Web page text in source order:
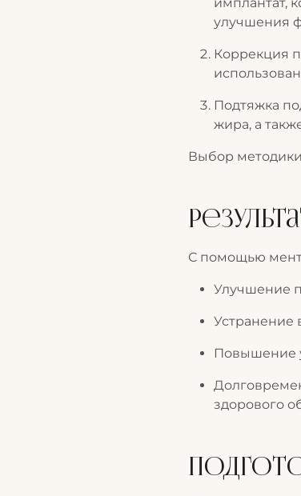
улучшения
Коррекция
Подтяжка
жира, а
Выбор
С помощью
Улучшение
Устранение
Повышение
здорового